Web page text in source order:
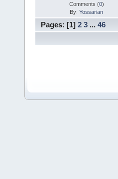
Comments (0)
By: Yossarian
Pages: [1] 2 3 ... 46